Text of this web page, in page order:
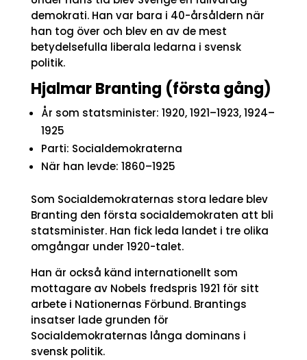
demokrati. Han var bara i 40-årsåldern när
han tog över och blev en av de mest
betydelsefulla liberala ledarna i svensk
politik.
Hjalmar Branting (första gång)
År som statsminister: 1920, 1921–1923, 1924–
1925
Parti: Socialdemokraterna
När han levde: 1860–1925
Som Socialdemokraternas stora ledare blev
Branting den första socialdemokraten att bli
statsminister. Han fick leda landet i tre olika
omgångar under 1920-talet.
Han är också känd internationellt som
mottagare av Nobels fredspris 1921 för sitt
arbete i Nationernas Förbund. Brantings
insatser lade grunden för
Socialdemokraternas långa dominans i
svensk politik.